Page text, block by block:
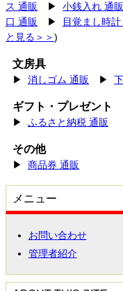
ス 通販
▶ 小銭入れ 通販
口 通販
▶ 目覚まし時計
と見る＞＞)
文房具
▶ 消しゴム 通販 ▶
ギフト・プレゼント
▶ ふるさと納税 通販
その他
▶ 商品券 通販
メニュー
お問い合わせ
管理者紹介